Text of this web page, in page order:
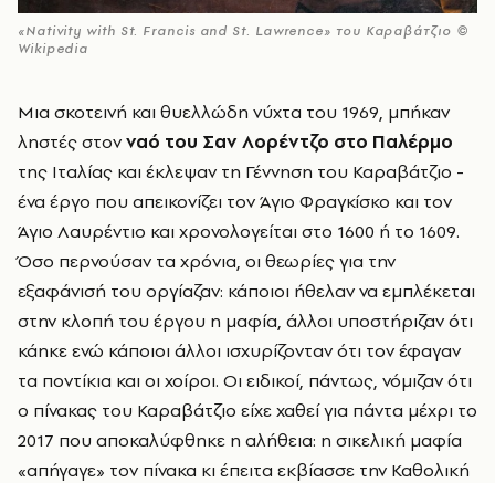
«Nativity with St. Francis and St. Lawrence» του Καραβάτζιο ©
Wikipedia
Mια σκοτεινή και θυελλώδη νύχτα του 1969, μπήκαν
ληστές στονναό του Σαν Λορέντζο στο Παλέρμο
της Ιταλίας και έκλεψαν τη Γέννηση του Καραβάτζιο -
ένα έργο που απεικονίζει τον Άγιο Φραγκίσκο και τον
Άγιο Λαυρέντιο και χρονολογείται στο 1600 ή το 1609.
Όσο περνούσαν τα χρόνια, οι θεωρίες για την
εξαφάνισή του οργίαζαν: κάποιοι ήθελαν να εμπλέκεται
στην κλοπή του έργου η μαφία, άλλοι υποστήριζαν ότι
κάηκε ενώ κάποιοι άλλοι ισχυρίζονταν ότι τον έφαγαν
τα ποντίκια και οι χοίροι. Οι ειδικοί, πάντως, νόμιζαν ότι
ο πίνακας του Καραβάτζιο είχε χαθεί για πάντα μέχρι το
2017 που αποκαλύφθηκε η αλήθεια: η σικελική μαφία
«απήγαγε» τον πίνακα κι έπειτα εκβίασσε την Καθολική